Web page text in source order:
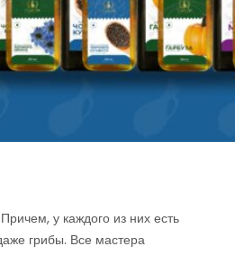
у каждого из них есть
грибы. Все мастера